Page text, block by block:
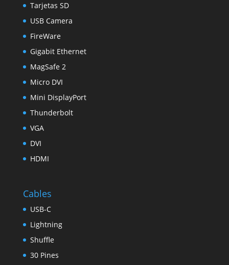
Tarjetas SD
USB Camera
FireWare
Gigabit Ethernet
MagSafe 2
Micro DVI
Mini DisplayPort
Thunderbolt
VGA
DVI
HDMI
Cables
USB-C
Lightning
Shuffle
30 Pines